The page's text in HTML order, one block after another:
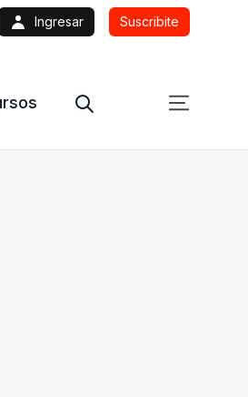
Ingresar Suscribite